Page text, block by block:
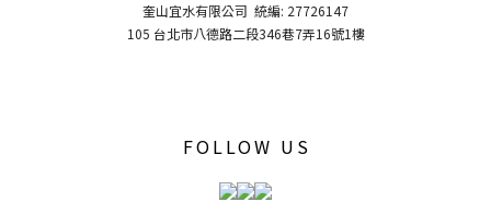
奎山宜水有限公司 統編: 27726147
105 台北市八德路二段346巷7弄16號1樓
FOLLOW US